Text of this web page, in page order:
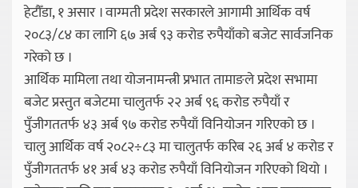
हेटौँडा, १ असार । वाग्मती प्रदेश सरकारले आगामी आर्थिक वर्ष
२०८३/८४ का लागि ६७ अर्ब ९३ करोड रुपैयाँको बजेट सार्वजनिक
गरेको छ ।
आर्थिक मामिला तथा योजनामन्त्री प्रभात तामाङले प्रदेश सभामा
बजेट प्रस्तुत बजेटमा चालुतर्फ २२ अर्ब ९६ करोड रुपैयाँ र
पुँजीगततर्फ ४३ अर्ब ९७ करोड रुपैयाँ विनियोजन गरिएको छ ।
चालु आर्थिक वर्ष २०८२÷८३ मा चालुतर्फ करिब २६ अर्ब ४ करोड र
पुँजीगततर्फ ४१ अर्ब ४३ करोड रुपैयाँ विनियोजन गरिएको थियो ।